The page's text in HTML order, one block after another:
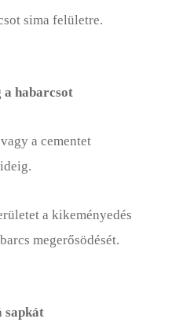
sima felületre.
a habarcsot
a cementet
a kikeményedés
megerősödését.
sapkát